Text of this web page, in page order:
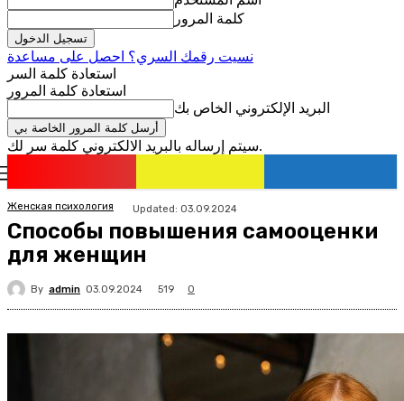
كلمة المرور
نسيت رقمك السري؟ احصل على مساعدة
استعادة كلمة السر
استعادة كلمة المرور
البريد الإلكتروني الخاص بك
سيتم إرساله بالبريد الالكتروني كلمة سر لك.
Женская психология Updated: 03.09.2024
Способы повышения самооценки
для женщин
By admin 03.09.2024 519 0